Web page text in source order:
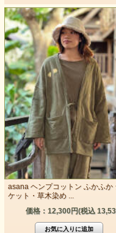
asana ヘンプコットン ふかふか
ケット・草木染め ...
価格：12,300円(税込